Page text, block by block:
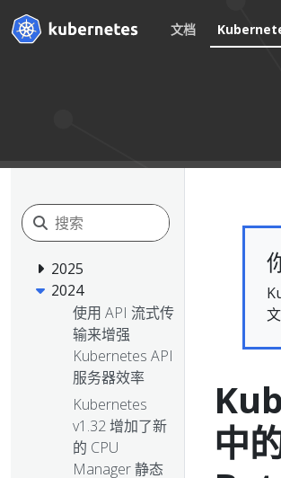
文档
2025
2024
使用 API 流式传
输来增强
Kubernetes API
服务器效率
Kubernetes
v1.32 增加了新
的 CPU
Manager 静态
中